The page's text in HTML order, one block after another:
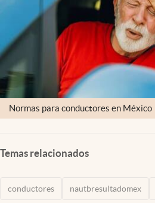
Normas para conductores en México
Temas relacionados
conductores nautbresultadomex